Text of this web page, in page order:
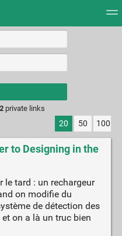
results.
private links
20 50 100
to Designing in the
le tard : un rechargeur
on modifie du
de détection des
on a là un truc bien